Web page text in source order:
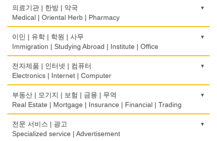
농장
Farm
떡집/방앗간
Rice Cake
생선가게
Fish Market
Restaurant
식당장비
Food Equipment
의료기관 | 한방 | 약국
Medical | Oriental Herb | Pharmacy
의사-검안의
Optometrist
보청기
Hearing Aid
Bidet
Psychologist/Psychiatrist
이민 | 유학 | 학원 | 사무
Immigration | Studying Abroad | Institute | Office
이민/유학
Immigration/Studying Abroad
사무기기
Office Equipment
Stationery/Office Equipment
전자제품 | 인터넷 | 컴퓨터
Electronics | Internet | Computer
금전등록기
Cash Register
인터넷 서비스/까페
Internet Service/Cafe
부동산 | 모기지 | 보험 | 금융 | 무역
Real Estate | Mortgage | Insurance | Financial | Trading
도매
Wholesale
전문 서비스 | 광고
Specialized service | Advertisement